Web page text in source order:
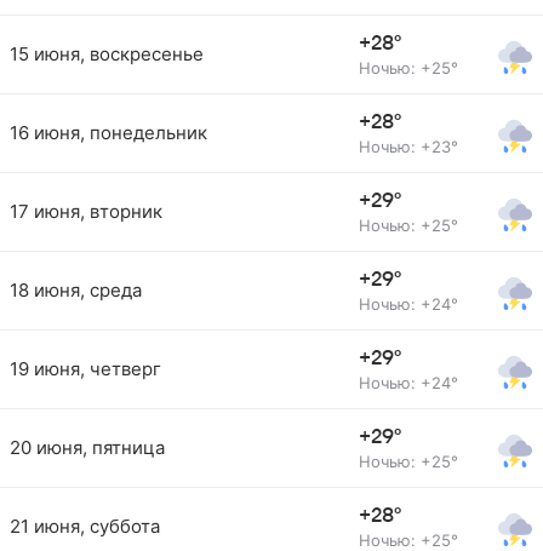
15 июня, воскресенье +28°
Ночью: +25°
16 июня, понедельник +28°
Ночью: +23°
17 июня, вторник +29°
Ночью: +25°
18 июня, среда +29°
Ночью: +24°
19 июня, четверг +29°
Ночью: +24°
20 июня, пятница +29°
Ночью: +25°
21 июня, суббота +28°
Ночью: +25°